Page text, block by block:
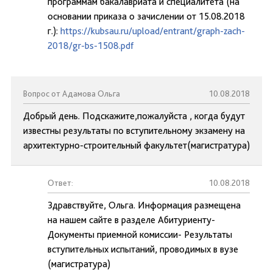
основании приказа о зачислении от 15.08.2018
г.): https://kubsau.ru/upload/entrant/graph-zach-
2018/gr-bs-1508.pdf
Вопрос от Адамова Ольга 10.08.2018
Добрый день. Подскажите,пожалуйста , когда будут
известны результаты по вступительному экзамену на
архитектурно-строительный факультет(магистратура)
Ответ: 10.08.2018
Здравствуйте, Ольга. Информация размещена
на нашем сайте в разделе Абитуриенту-
Документы приемной комиссии- Результаты
вступительных испытаний, проводимых в вузе
(магистратура)